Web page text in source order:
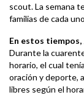
scout. La semana
familias de cada
En estos tiempos,
Durante la
horario, el cual
oración y deporte,
libres según el